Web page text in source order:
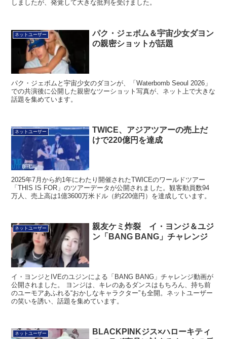
しましたが、発覚して大きな批判を受けました。
ネットユーザー
パク・ジェボム＆宇宙少女ダヨン
の親密ショットが話題
パク・ジェボムと宇宙少女のダヨンが、「Waterbomb Seoul 2026」
での共演後に公開した親密なツーショット写真が、ネット上で大きな
話題を集めています。
ネットユーザー
TWICE、アジアツアーの売上だ
けで220億円を達成
2025年7月から約1年にわたり開催されたTWICEのワールドツアー
「THIS IS FOR」のツアーデータが公開されました。観客動員数94
万人、売上高は1億3600万米ドル（約220億円）を達成しています。
ネットユーザー
親友ケミ炸裂 イ・ヨンジ＆ユジ
ン「BANG BANG」チャレンジ
イ・ヨンジとIVEのユジンによる「BANG BANG」チャレンジ動画が
公開されました。 ヨンジは、キレのあるダンスはもちろん、持ち前
のユーモアあふれる“おかしなキャラクター”も全開。ネットユーザー
の笑いを誘い、話題を集めています。
ネットユーザー
BLACKPINKジス×ハローキティ